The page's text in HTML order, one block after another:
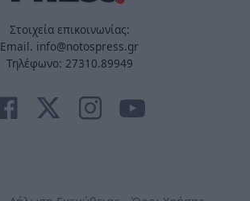
Στοιχεία επικοινωνίας:
Email. info@notospress.gr
Τηλέφωνο: 27310.89949